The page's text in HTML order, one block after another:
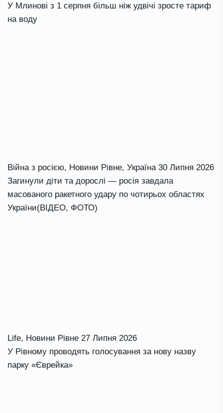
У Млинові з 1 серпня більш ніж удвічі зросте тариф
на воду
Війна з росією, Новини Рівне, Україна 30 Липня 2026
Загинули діти та дорослі — росія завдала
масованого ракетного удару по чотирьох областях
України(ВІДЕО, ФОТО)
Life, Новини Рівне 27 Липня 2026
У Рівному проводять голосування за нову назву
парку «Єврейка»